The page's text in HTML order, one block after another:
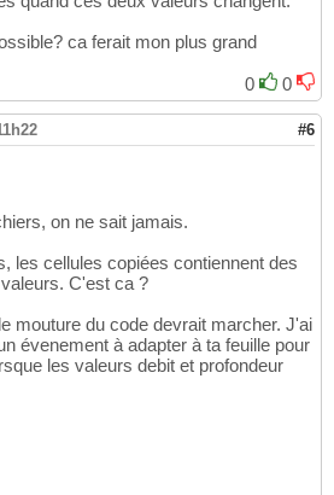
ca ferait mon plus grand
0
0
#6
on ne sait jamais.
les cellules copiées contiennent des
C'est ca ?
mouture du code devrait marcher. J'ai
évenement à adapter à ta feuille pour
les valeurs debit et profondeur